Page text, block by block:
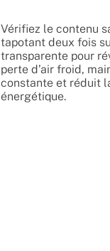
Vérifiez le contenu
tapotant deux fois
transparente pour
perte d’air froid,
constante et réduit
énergétique.